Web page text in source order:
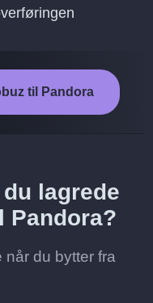
til Pandora
lagrede
Pandora?
når du bytter fra